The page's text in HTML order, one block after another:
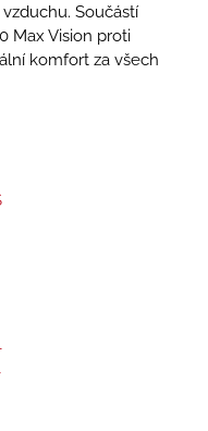
Součástí
Max Vision proti
komfort za všech